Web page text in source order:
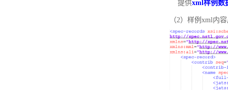
提供xml样例数
（2）样例xml内